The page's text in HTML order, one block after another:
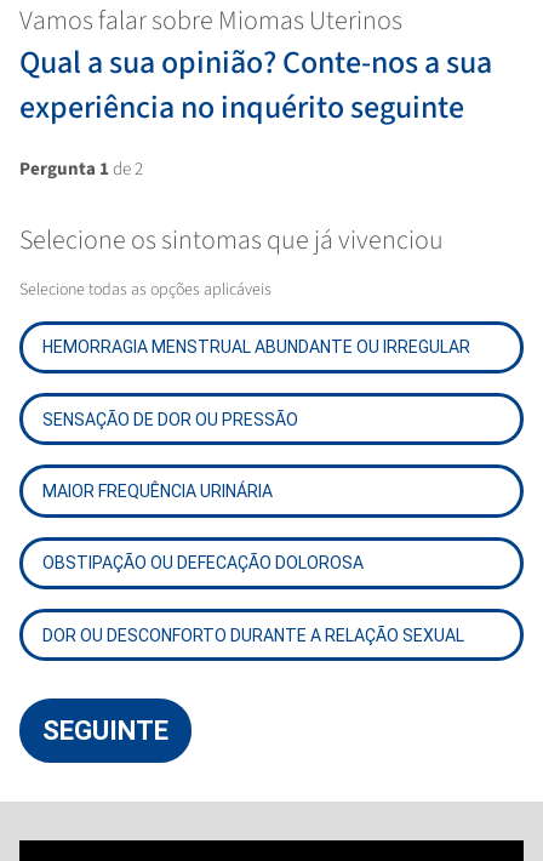
Vamos falar sobre Miomas Uterinos
Qual a sua opinião? Conte-nos a sua
experiência no inquérito seguinte
Pergunta 1de 2
Selecione os sintomas que já vivenciou
Selecione todas as opções aplicáveis
HEMORRAGIA MENSTRUAL ABUNDANTE OU IRREGULAR
SENSAÇÃO DE DOR OU PRESSÃO
MAIOR FREQUÊNCIA URINÁRIA
OBSTIPAÇÃO OU DEFECAÇÃO DOLOROSA
DOR OU DESCONFORTO DURANTE A RELAÇÃO SEXUAL
SEGUINTE